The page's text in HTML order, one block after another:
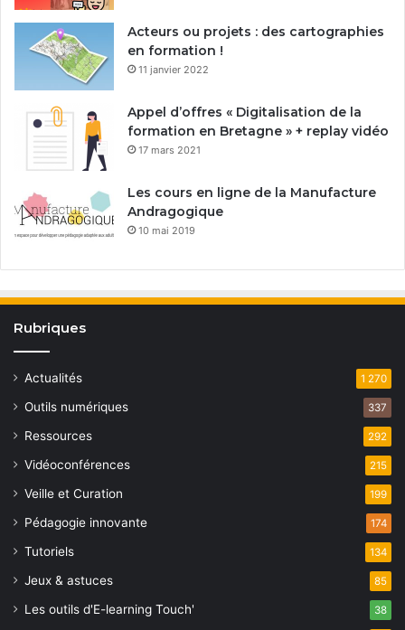
Acteurs ou projets : des cartographies
en formation !
11 janvier 2022
Appel d’offres « Digitalisation de la
formation en Bretagne » + replay vidéo
17 mars 2021
Les cours en ligne de la Manufacture
Andragogique
10 mai 2019
Rubriques
Actualités 1 270
Outils numériques 337
Ressources 292
Vidéoconférences 215
Veille et Curation 199
Pédagogie innovante 174
Tutoriels 134
Jeux & astuces 85
Les outils d'E-learning Touch' 38